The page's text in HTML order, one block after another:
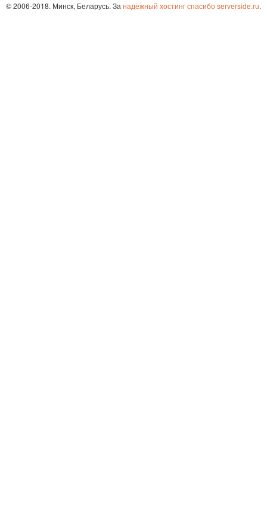
© 2006-2018. Минск, Беларусь. За надёжный хостинг спасибо serverside.ru.